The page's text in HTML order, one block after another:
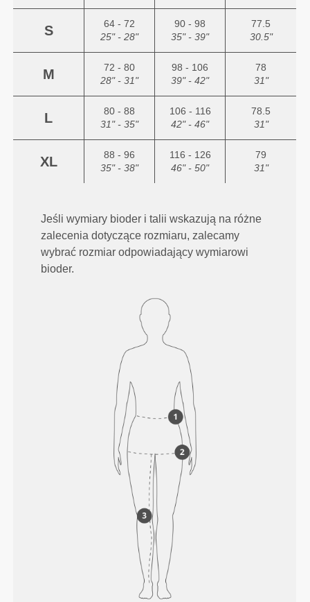
S
64 - 72
25" - 28"
90 - 98
35" - 39"
77.5
30.5"
M
72 - 80
28" - 31"
98 - 106
39" - 42"
78
31"
L
80 - 88
31" - 35"
106 - 116
42" - 46"
78.5
31"
XL
88 - 96
35" - 38"
116 - 126
46" - 50"
79
31"
Jeśli wymiary bioder i talii wskazują na różne
zalecenia dotyczące rozmiaru, zalecamy
wybrać rozmiar odpowiadający wymiarowi
bioder.